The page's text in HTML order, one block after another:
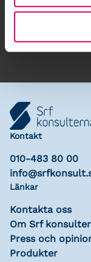
Kontakt
010-483 80 00
Länkar
Kontakta oss
Om Srf
Press och
Produkter